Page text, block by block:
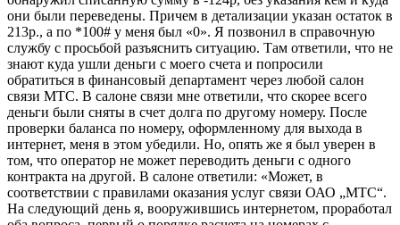
они были переведены. Причем в детализации указан остаток в
213р., а по *100# у меня был «0». Я позвонил в справочную
службу с просьбой разъяснить ситуацию. Там ответили, что не
знают куда ушли деньги с моего счета и попросили
обратиться в финансовый департамент через любой салон
связи МТС. В салоне связи мне ответили, что скорее всего
деньги были сняты в счет долга по другому номеру. После
проверки баланса по номеру, оформленному для выхода в
интернет, меня в этом убедили. Но, опять же я был уверен в
том, что оператор не может переводить деньги с одного
контракта на другой. В салоне ответили: «Может, в
соответствии с правилами оказания услуг связи ОАО „МТС“.
На следующий день я, вооружившись интернетом, проработал